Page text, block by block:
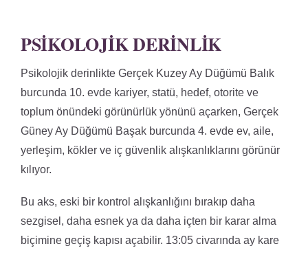
PSIKOLOJIK DERINLIK
Psikolojik derinlikte Gerçek Kuzey Ay Düğümü Balık
burcunda 10. evde kariyer, statü, hedef, otorite ve
toplum önündeki görünürlük yönünü açarken, Gerçek
Güney Ay Düğümü Başak burcunda 4. evde ev, aile,
yerleşim, kökler ve iç güvenlik alışkanlıklarını görünür
kılıyor.
Bu aks, eski bir kontrol alışkanlığını bırakıp daha
sezgisel, daha esnek ya da daha içten bir karar alma
biçimine geçiş kapısı açabilir. 13:05 civarında ay kare